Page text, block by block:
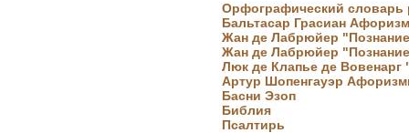
Орфографический словарь
Бальтасар Грасиан
Жан де Лабрюйер
Жан де Лабрюйер
Люк де Клапье де
Артур Шопенгауэр
Басни Эзоп
Библия
Псалтирь